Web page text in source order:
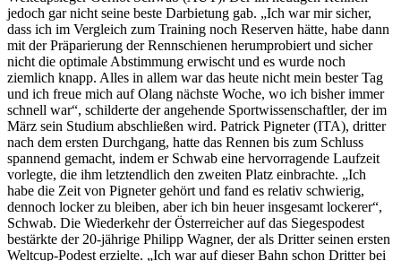
jedoch gar nicht seine beste Darbietung gab. „Ich war mir sicher,
dass ich im Vergleich zum Training noch Reserven hätte, habe dann
mit der Präparierung der Rennschienen herumprobiert und sicher
nicht die optimale Abstimmung erwischt und es wurde noch
ziemlich knapp. Alles in allem war das heute nicht mein bester Tag
und ich freue mich auf Olang nächste Woche, wo ich bisher immer
schnell war“, schilderte der angehende Sportwissenschaftler, der im
März sein Studium abschließen wird. Patrick Pigneter (ITA), dritter
nach dem ersten Durchgang, hatte das Rennen bis zum Schluss
spannend gemacht, indem er Schwab eine hervorragende Laufzeit
vorlegte, die ihm letztendlich den zweiten Platz einbrachte. „Ich
habe die Zeit von Pigneter gehört und fand es relativ schwierig,
dennoch locker zu bleiben, aber ich bin heuer insgesamt lockerer“,
Schwab. Die Wiederkehr der Österreicher auf das Siegespodest
bestärkte der 20-jährige Philipp Wagner, der als Dritter seinen ersten
Weltcup-Podest erzielte. „Ich war auf dieser Bahn schon Dritter bei